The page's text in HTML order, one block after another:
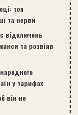
топ
та нерви
відключень
та розвіяв
у тарифах
він не